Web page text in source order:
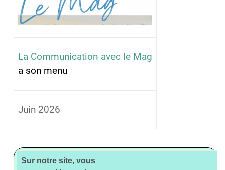
La Communication avec le Mag
a son menu
Juin 2026
Sur notre site, vous